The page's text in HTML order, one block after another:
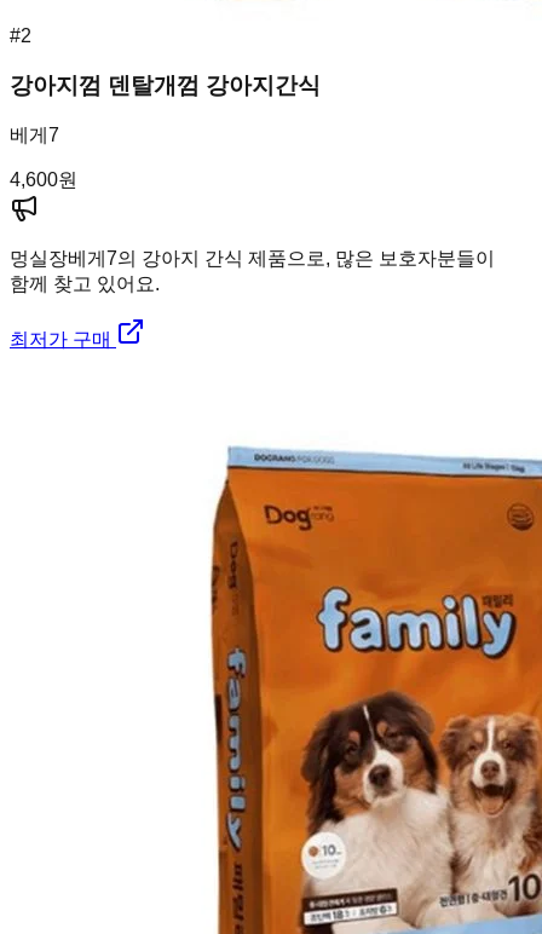
#2
강아지껌 덴탈개껌 강아지간식
베게7
4,600원
멍실장베게7의 강아지 간식 제품으로, 많은 보호자분들이
함께 찾고 있어요.
최저가 구매